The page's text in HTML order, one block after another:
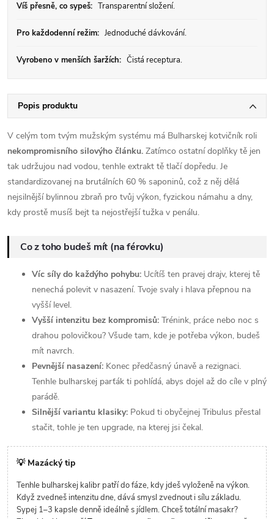
Víš přesně, co sypeš: Transparentní složení.
Pro každodenní režim: Jednoduché dávkování.
Vyrobeno v menších šaržích: Čistá receptura.
Popis produktu
V celým tom tvým mužským systému má Bulharskej kotvičník roli
nekompromisního silovýho článku. Zatímco ostatní doplňky tě jen
tak udržujou nad vodou, tenhle extrakt tě tlačí dopředu. Je
standardizovanej na brutálních 60 % saponinů, což z něj dělá
nejsilnější bylinnou zbraň pro tvůj výkon, fyzickou námahu a dny,
kdy prostě musíš bejt ta nejostřejší tužka v penálu.
Co z toho budeš mít (na férovku)
Víc síly do každýho pohybu: Ucítíš ten pravej drajv, kterej tě
nenechá polevit v nasazení. Tvoje svaly i hlava přepnou na
vyšší level.
Vyšší intenzitu bez kompromisů: Trénink, práce nebo noc s
drahou polovičkou? Všude tam, kde je potřeba výkon, budeš
mít navrch.
Pevnější nasazení: Konec předčasný únavě a rezignaci.
Tenhle bulharskej parťák ti pohlídá, abys dojel až do cíle v plný
parádě.
Silnější variantu klasiky: Pokud ti obyčejnej Tribulus přestal
stačit, tohle je ten upgrade, na kterej jsi čekal.
💡 Mazácký tip
Tenhle bulharskej kalibr patří do fáze, kdy jdeš vyloženě na výkon.
Když zvedneš intenzitu dne, dává smysl zvednout i sílu základu.
Sypej 1–3 kapsle denně ideálně s jídlem. Chceš totální masakr?